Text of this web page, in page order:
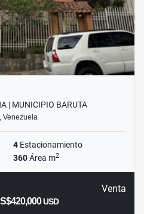
| MUNICIPIO BARUTA
Venezuela
4 Estacionamiento
360Área m2
Venta
USD